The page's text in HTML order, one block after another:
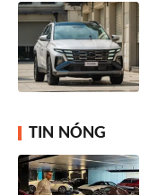
TIN NÓNG